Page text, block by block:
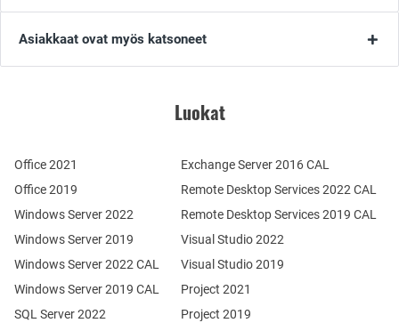
Asiakkaat ovat myös katsoneet
Luokat
Office 2021
Office 2019
Windows Server 2022
Windows Server 2019
SQL Server 2022
Windows Server 2022 CAL
Windows Server 2019 CAL
Remote Desktop Services 2022 CAL
Remote Desktop Services 2019 CAL
Exchange Server 2016 CAL
Visual Studio 2022
Visual Studio 2019
Project 2021
Project 2019